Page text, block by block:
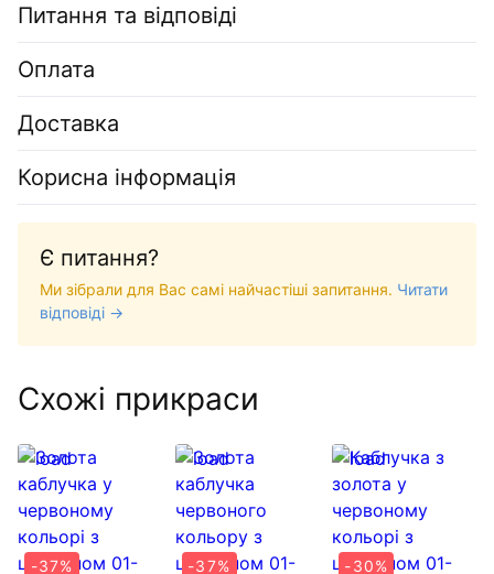
Питання та відповіді
Оплата
Доставка
Корисна інформація
Є питання?
Ми зібрали для Вас самі найчастіші запитання. Читати
відповіді →
Схожі прикраси
-37%
-37%
-30%